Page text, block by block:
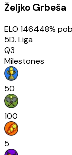
Željko Grbeša
ELO 146448%
5D. Liga
Q3
Milestones
50
100
5